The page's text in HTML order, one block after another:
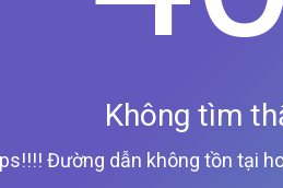
Không tìm
Đường dẫn không tồn tại